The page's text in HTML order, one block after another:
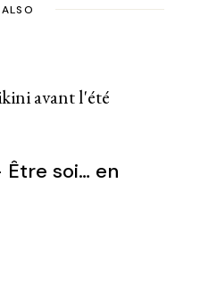
soi… en